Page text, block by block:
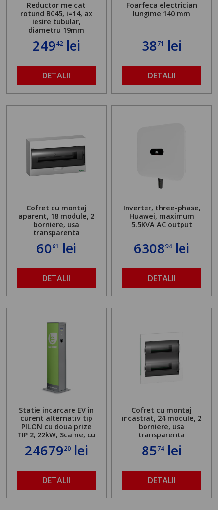
Reductor melcat
rotund B045, i=14, ax
iesire tubular,
diametru 19mm
24942lei
DETALII
Foarfeca electrician
lungime 140 mm
3871 lei
DETALII
Cofret cu montaj
aparent, 18 module, 2
borniere, usa
transparenta
6061 lei
DETALII
Inverter, three-phase,
Huawei, maximum
5.5KVA AC output
630894lei
DETALII
Statie incarcare EV in
curent alternativ tip
PILON cu doua prize
TIP 2, 22kW, Scame, cu
server local
2467920lei
DETALII
Cofret cu montaj
incastrat, 24 module, 2
borniere, usa
transparenta
8574lei
DETALII